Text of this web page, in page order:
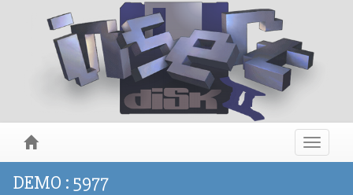
Toggle
DEMO : 5977